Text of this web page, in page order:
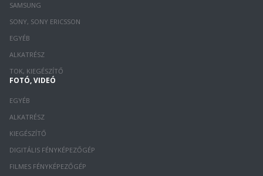
SAMSUNG
SONY, SONY ERICSSON
EGYÉB
ALKATRÉSZ
TOK, KIEGÉSZÍTŐ
FOTÓ, VIDEÓ
EGYÉB
ALKATRÉSZ
KIEGÉSZÍTŐ
DIGITÁLIS FÉNYKÉPEZŐGÉP
FILMES FÉNYKÉPEZŐGÉP